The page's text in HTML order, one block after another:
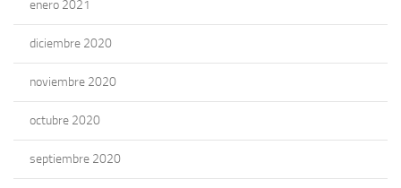
enero 2021
diciembre 2020
noviembre 2020
octubre 2020
septiembre 2020